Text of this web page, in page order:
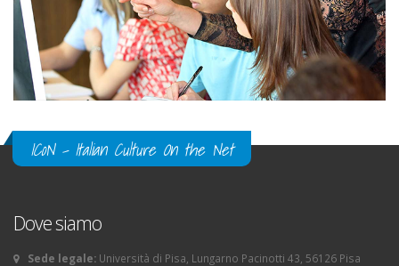
ICoN - Italian Culture On the Net
Dove siamo
Sede legale: Università di Pisa, Lungarno Pacinotti 43, 56126 Pisa